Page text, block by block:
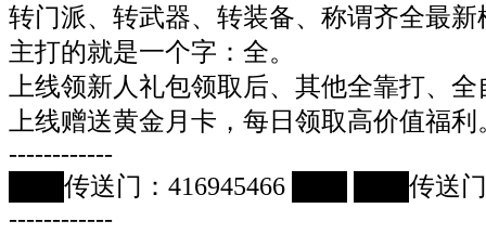
转门派、转武器、转装备、称谓齐全最新
主打的就是一个字：全。
上线领新人礼包领取后、其他全靠打、
上线赠送黄金月卡，每日领取高价值福利
------------
███传送门：416945466 ███ ███传送
------------